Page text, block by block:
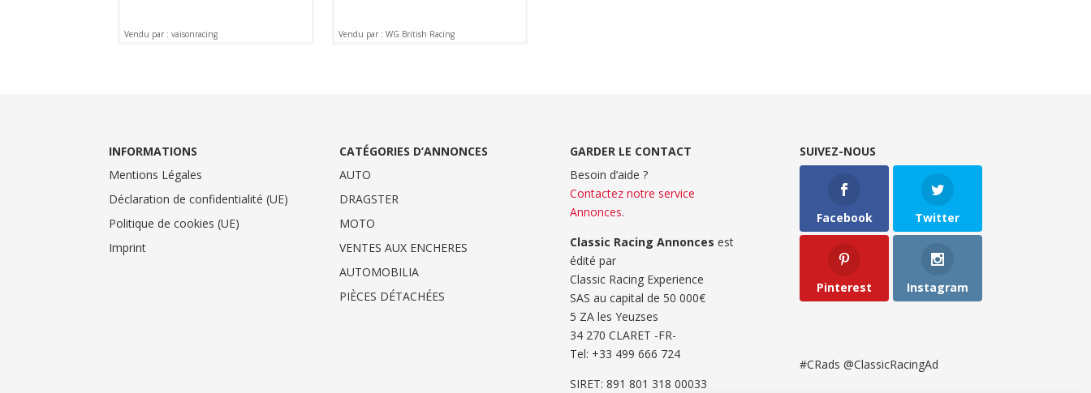
Vendu par : vaisonracing Vendu par : WG British Racing
INFORMATIONS
Mentions Légales
Déclaration de confidentialité (UE)
Politique de cookies (UE)
Imprint
CATÉGORIES D’ANNONCES
AUTO
DRAGSTER
MOTO
VENTES AUX ENCHERES
AUTOMOBILIA
PIÈCES DÉTACHÉES
GARDER LE CONTACT
Besoin d’aide ?
Contactez notre service
Annonces.
Classic Racing Annonces est
édité par
Classic Racing Experience
SAS au capital de 50 000€
5 ZA les Yeuzses
34 270 CLARET -FR-
Tel: ‭+33 499 666 724‬
SIRET: 891 801 318 00033
SUIVEZ-NOUS
Facebook Twitter
Pinterest Instagram
#CRads @ClassicRacingAd